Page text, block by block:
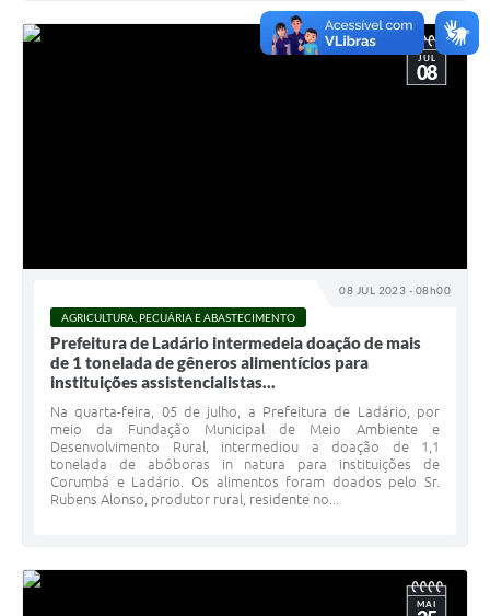
08 JUL 2023 - 08h00
JUL
08
AGRICULTURA, PECUÁRIA E ABASTECIMENTO
Prefeitura de Ladário intermedeia doação de mais
de 1 tonelada de gêneros alimentícios para
instituições assistencialistas...
Na quarta-feira, 05 de julho, a Prefeitura de Ladário, por
meio da Fundação Municipal de Meio Ambiente e
Desenvolvimento Rural, intermediou a doação de 1,1
tonelada de abóboras in natura para instituições de
Corumbá e Ladário. Os alimentos foram doados pelo Sr.
Rubens Alonso, produtor rural, residente no...
MAI